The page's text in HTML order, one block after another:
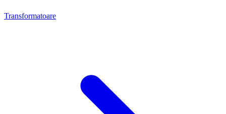
Transformatoare